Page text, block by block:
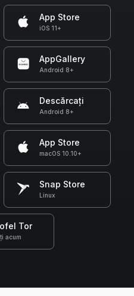
App Store
iOS 11+
AppGallery
Android 8+
Descărcați
Android 8+
App Store
macOS 10.10+
Snap Store
Linux
Tor
acum